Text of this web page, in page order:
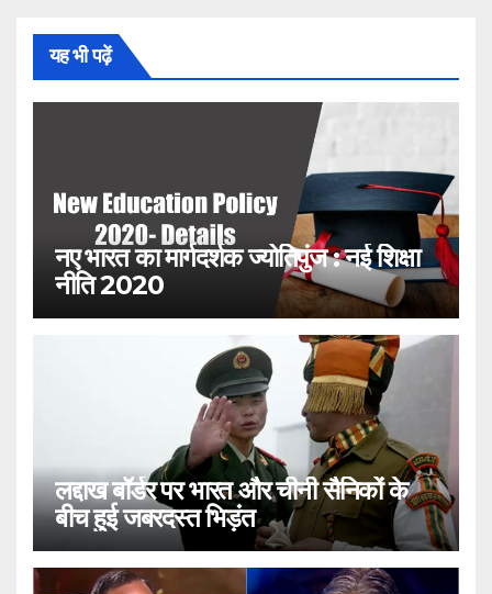
यह भी पढ़ें
नए भारत का मार्गदर्शक ज्योतिपुंज : नई शिक्षा
नीति 2020
लद्दाख बॉर्डर पर भारत और चीनी सैनिकों के
बीच हुई जबरदस्त भिड़ंत